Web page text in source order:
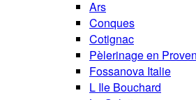
Ars
Conques
Cotignac
Pèlerinage en
Fossanova Italie
L Ile Bouchard